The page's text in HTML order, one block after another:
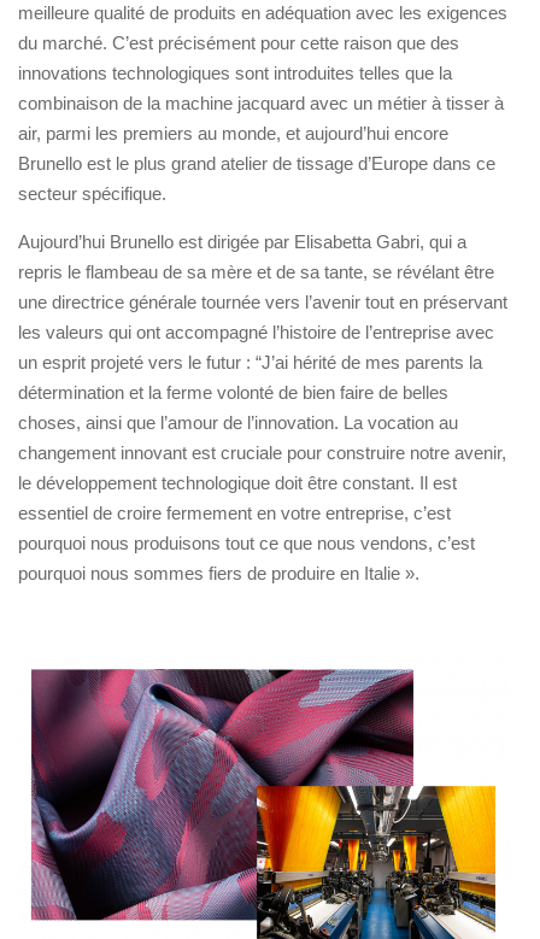
meilleure qualité de produits en adéquation avec les exigences
du marché. C’est précisément pour cette raison que des
innovations technologiques sont introduites telles que la
combinaison de la machine jacquard avec un métier à tisser à
air, parmi les premiers au monde, et aujourd’hui encore
Brunello est le plus grand atelier de tissage d’Europe dans ce
secteur spécifique.
Aujourd’hui Brunello est dirigée par Elisabetta Gabri, qui a
repris le flambeau de sa mère et de sa tante, se révélant être
une directrice générale tournée vers l’avenir tout en préservant
les valeurs qui ont accompagné l’histoire de l’entreprise avec
un esprit projeté vers le futur : “J’ai hérité de mes parents la
détermination et la ferme volonté de bien faire de belles
choses, ainsi que l’amour de l’innovation. La vocation au
changement innovant est cruciale pour construire notre avenir,
le développement technologique doit être constant. Il est
essentiel de croire fermement en votre entreprise, c’est
pourquoi nous produisons tout ce que nous vendons, c’est
pourquoi nous sommes fiers de produire en Italie ».